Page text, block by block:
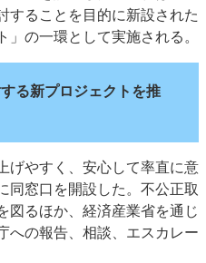
多様なビジネス・多彩な商材～
・製本機特集
・校正特集
く
み
サイトポリシー
することを目的に新設された
」の一環として実施される。
る新プロジェクトを推
げやすく、安心して率直に意
同窓口を開設した。不公正取
図るほか、経済産業省を通じ
への報告、相談、エスカレー